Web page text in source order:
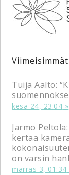
Tuija Aalto: “
kesä 24, 23:04
Jarmo Peltola
kertaa
on varsin
marras 3, 01:34